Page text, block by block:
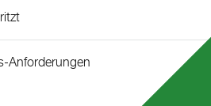
Anforderungen